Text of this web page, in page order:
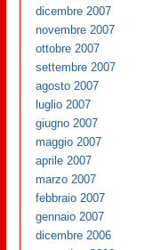
dicembre 2007
novembre 2007
ottobre 2007
settembre 2007
agosto 2007
luglio 2007
giugno 2007
maggio 2007
aprile 2007
marzo 2007
febbraio 2007
gennaio 2007
dicembre 2006